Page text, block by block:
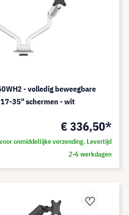
- volledig beweegbare
35" schermen - wit
€ 336,50*
onmiddellijke verzending. Levertijd
2-6 werkdagen